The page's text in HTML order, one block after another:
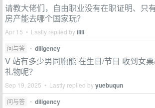
请教大佬们，自由职业没有在职证明、只
房产能去哪个国家玩？
Apr 15 • Lastly replied byilili
问与答 • diligency
V 站有多少男同胞能 在生日/节日 收到女
礼物呢？
Sep 19, 2025 • Lastly replied byyuebuqun
问与答 • diligency